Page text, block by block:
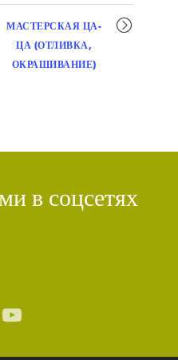
МАСТЕРСКАЯ ЦА-
ЦА (ОТЛИВКА,
ОКРАШИВАНИЕ)
в соцсетях